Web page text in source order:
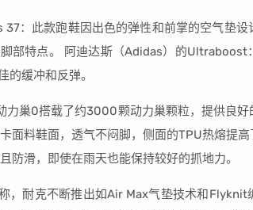
：此款跑鞋因出色的弹性和前掌的空气垫设
部特点。 阿迪达斯（Adidas）的Ultraboost
缓冲和反弹。
巢0搭载了约3000颗动力巢颗粒，提供良好
面料鞋面，透气不闷脚，侧面的TPU热熔提
防滑，即使在雨天也能保持较好的抓地力。
，耐克不断推出如Air Max气垫技术和Flyknit